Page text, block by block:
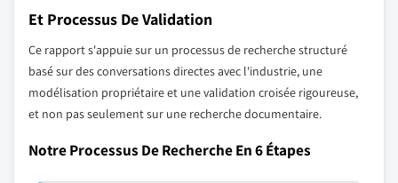
Et Processus De Validation
Ce rapport s'appuie sur un processus de recherche structuré
basé sur des conversations directes avec l'industrie, une
modélisation propriétaire et une validation croisée rigoureuse,
et non pas seulement sur une recherche documentaire.
Notre Processus De Recherche En 6 Étapes